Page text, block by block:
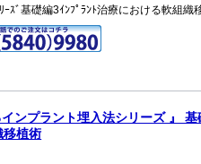
ｽﾞ基礎編3ｲﾝﾌﾟﾗﾝﾄ治療における軟組織
ンプラント埋入法シリーズ 』 基
移植術